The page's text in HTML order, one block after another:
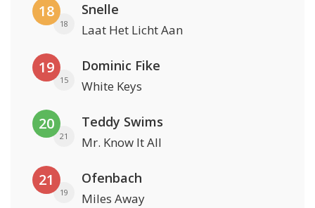
18
18
Snelle
Laat Het Licht Aan
19
15
Dominic Fike
White Keys
20
21
Teddy Swims
Mr. Know It All
21
19
Ofenbach
Miles Away